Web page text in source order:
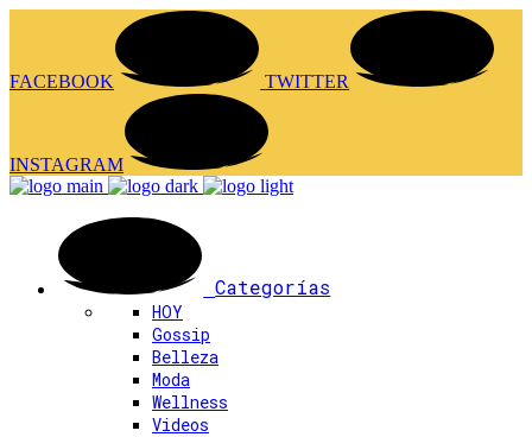
FACEBOOK TWITTER
INSTAGRAM
Categorías
HOY
Gossip
Belleza
Moda
Wellness
Videos